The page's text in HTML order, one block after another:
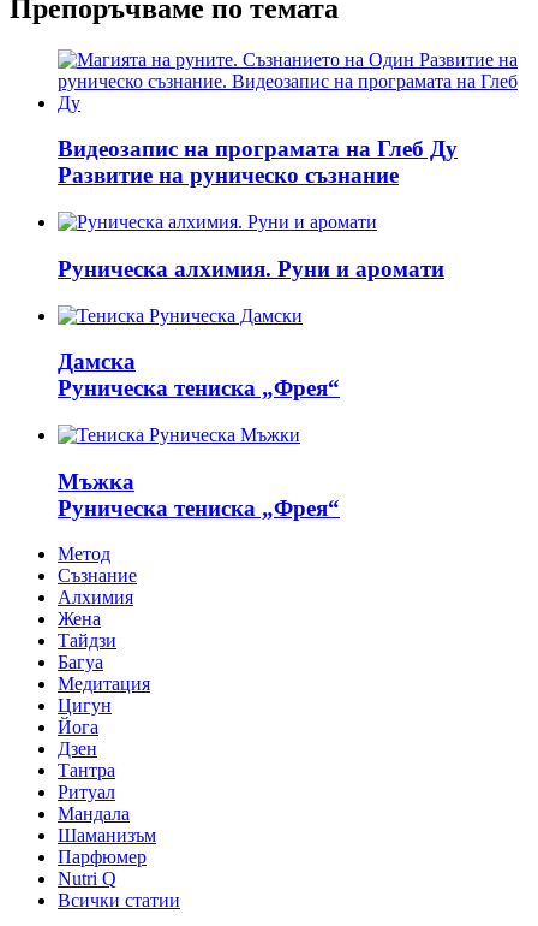
Препоръчваме по темата
Видеозапис на програмата на Глеб Ду
Развитие на руническо съзнание
Руническа алхимия. Руни и аромати
Дамска
Руническа тениска „Фрея“
Мъжка
Руническа тениска „Фрея“
Метод
Съзнание
Алхимия
Жена
Тайдзи
Багуа
Медитация
Цигун
Йога
Дзен
Тантра
Ритуал
Мандала
Шаманизъм
Парфюмер
Nutri Q
Всички статии